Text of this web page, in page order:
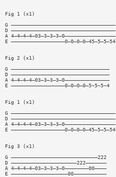
Fig 1 (x1)
G ———————————————————————————————————
D ———————————————————————————————————
A 4—4—4—4—03—3—3—3—0—————————————————
E ——————————————————0—0—0—0—45—5—5—54
Fig 2 (x1)
G —————————————————————————————————
D —————————————————————————————————
A 4—4—4—4—03—3—3—3—0———————————————
E ——————————————————0—0—0—0—5~5~5~4
Fig 1 (x1)
G ———————————————————————————————————
D ———————————————————————————————————
A 4—4—4—4—03—3—3—3—0—————————————————
E ——————————————————0—0—0—0—45—5—5—54
Fig 3 (x1)
G —————————————————————————————222
D ——————————————————————222———————
A 4—4—4—4—03—3—3—3—0————————00————
E ———————————————————00———————————